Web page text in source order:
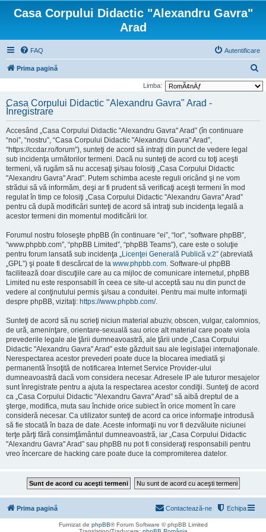
Casa Corpului Didactic "Alexandru Gavra"
Arad
FAQ Autentificare
Prima pagină
ă
Limba:
Casa Corpului Didactic "Alexandru Gavra" Arad -
Înregistrare
Accesând „Casa Corpului Didactic "Alexandru Gavra" Arad” (în continuare
“noi”, “nostru”, “Casa Corpului Didactic "Alexandru Gavra" Arad”,
“https://ccdar.ro/forum”), sunteţi de acord să intraţi din punct de vedere legal
sub incidenţa următorilor termeni. Dacă nu sunteţi de acord cu toţi aceşti
termeni, vă rugăm să nu accesaţi şi/sau folosiţi „Casa Corpului Didactic
"Alexandru Gavra" Arad”. Putem schimba aceste reguli oricând şi ne vom
strădui să vă informăm, deşi ar fi prudent să verificaţi aceşti termeni în mod
regulat în timp ce folosiţi „Casa Corpului Didactic "Alexandru Gavra" Arad”
pentru că după modificări sunteţi de acord să intraţi sub incidenţa legală a
acestor termeni din momentul modificării lor.
Forumul nostru foloseşte phpBB (în continuare “ei”, “lor”, “software phpBB”,
“www.phpbb.com”, “phpBB Limited”, “phpBB Teams”), care este o soluţie
pentru forum lansată sub incidenţa „Licenţei Generală Publică v.2” (abreviată
„GPL”) şi poate fi descărcat de la www.phpbb.com. Software-ul phpBB
facilitează doar discuţiile care au ca mijloc de comunicare internetul, phpBB
Limited nu este responsabill în ceea ce site-ul acceptă sau nu din punct de
vedere al conţinutului permis şi/sau a conduitei. Pentru mai multe informaţii
despre phpBB, vizitaţi: https://www.phpbb.com/.
Sunteţi de acord să nu scrieţi niciun material abuziv, obscen, vulgar, calomnios,
de ură, ameninţare, orientare-sexuală sau orice alt material care poate viola
prevederile legale ale ţării dumneavoastră, ale ţării unde „Casa Corpului
Didactic "Alexandru Gavra" Arad” este găzduit sau ale legislaţiei internaţionale.
Nerespectarea acestor prevederi poate duce la blocarea imediată şi
permanentă însoţită de notificarea Internet Service Provider-ului
dumneavoastră dacă vom considera necesar. Adresele IP ale tuturor mesajelor
sunt înregistrate pentru a ajuta la respectarea acestor condiţii. Sunteţi de acord
ca „Casa Corpului Didactic "Alexandru Gavra" Arad” să aibă dreptul de a
şterge, modifica, muta sau închide orice subiect în orice moment în care
consideră necesar. Ca utilizator sunteţi de acord ca orice informaţie introdusă
să fie stocată în baza de date. Aceste informaţii nu vor fi dezvăluite niciunei
terţe părţi fără consimţământul dumneavoastră, iar „Casa Corpului Didactic
"Alexandru Gavra" Arad” sau phpBB nu pot fi consideraţi responsabili pentru
vreo încercare de hacking care poate duce la compromiterea datelor.
Prima pagină Echipa
Contactează-ne
Furnizat de phpBB® Forum Software © phpBB Limited